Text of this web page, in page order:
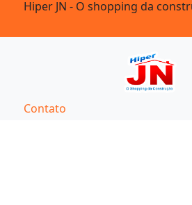
Hiper JN - O shopping da
Contato